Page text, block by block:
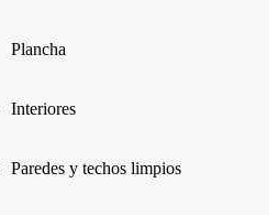
Plancha
Interiores
Paredes y techos limpios